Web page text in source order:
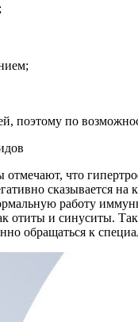
по
что
сказывается
работу
отиты и синуситы.
обращаться к